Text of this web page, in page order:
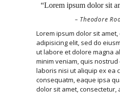
“Lorem ipsum dolor sit
– Theodore
Lorem ipsum dolor sit
adipisicing elit, sed do
ut labore et dolore magna
minim veniam, quis
laboris nisi ut aliquip ex ea
consequatm, eaque ipsa
dolor sit amet, consectetur,